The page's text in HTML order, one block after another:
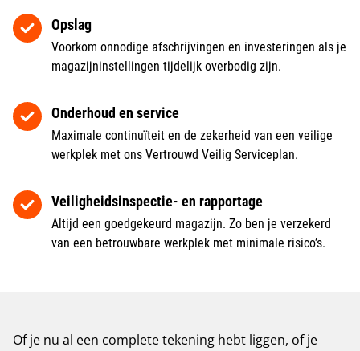
Opslag
Voorkom onnodige afschrijvingen en investeringen als je
magazijninstellingen tijdelijk overbodig zijn.
Onderhoud en service
Maximale continuïteit en de zekerheid van een veilige
werkplek met ons Vertrouwd Veilig Serviceplan.
Veiligheidsinspectie- en rapportage
Altijd een goedgekeurd magazijn. Zo ben je verzekerd
van een betrouwbare werkplek met minimale risico’s.
Of je nu al een complete tekening hebt liggen, of je